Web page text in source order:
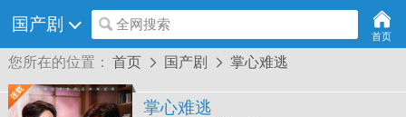
国产剧 全网搜索
首页
您所在的位置： 首页  国产剧  掌心难逃
掌心难逃